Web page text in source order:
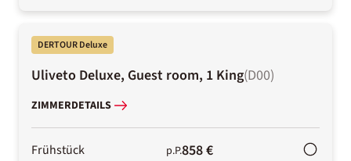
DERTOUR Deluxe
Uliveto Deluxe, Guest room, 1 King(D00)
ZIMMERDETAILS
Frühstück p.P.858 €